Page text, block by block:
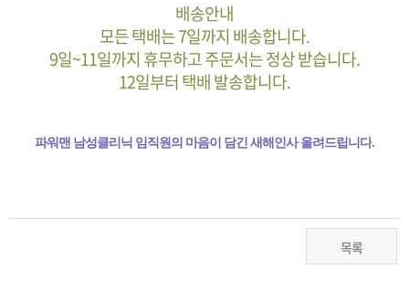
배송안내
모든 택배는 7일까지 배송합니다.
9일~11일까지 휴무하고 주문서는 정상 받습니다.
12일부터 택배 발송합니다.
파워맨 남성클리닉 임직원의 마음이 담긴 새해인사 올려드립니다.
목록